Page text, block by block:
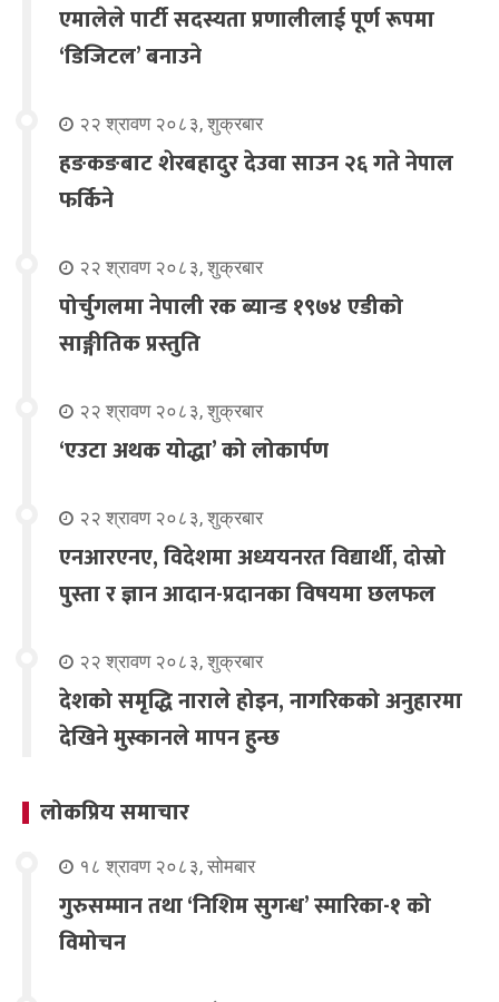
एमालेले पार्टी सदस्यता प्रणालीलाई पूर्ण रूपमा
‘डिजिटल’ बनाउने
२२ श्रावण २०८३, शुक्रबार
हङकङबाट शेरबहादुर देउवा साउन २६ गते नेपाल
फर्किने
२२ श्रावण २०८३, शुक्रबार
पोर्चुगलमा नेपाली रक ब्यान्ड १९७४ एडीको
साङ्गीतिक प्रस्तुति
२२ श्रावण २०८३, शुक्रबार
‘एउटा अथक योद्धा’ को लोकार्पण
२२ श्रावण २०८३, शुक्रबार
एनआरएनए, विदेशमा अध्ययनरत विद्यार्थी, दोस्रो
पुस्ता र ज्ञान आदान-प्रदानका विषयमा छलफल
२२ श्रावण २०८३, शुक्रबार
देशको समृद्धि नाराले होइन, नागरिकको अनुहारमा
देखिने मुस्कानले मापन हुन्छ
लोकप्रिय समाचार
१८ श्रावण २०८३, सोमबार
गुरुसम्मान तथा ‘निशिम सुगन्ध’ स्मारिका-१ को
विमोचन